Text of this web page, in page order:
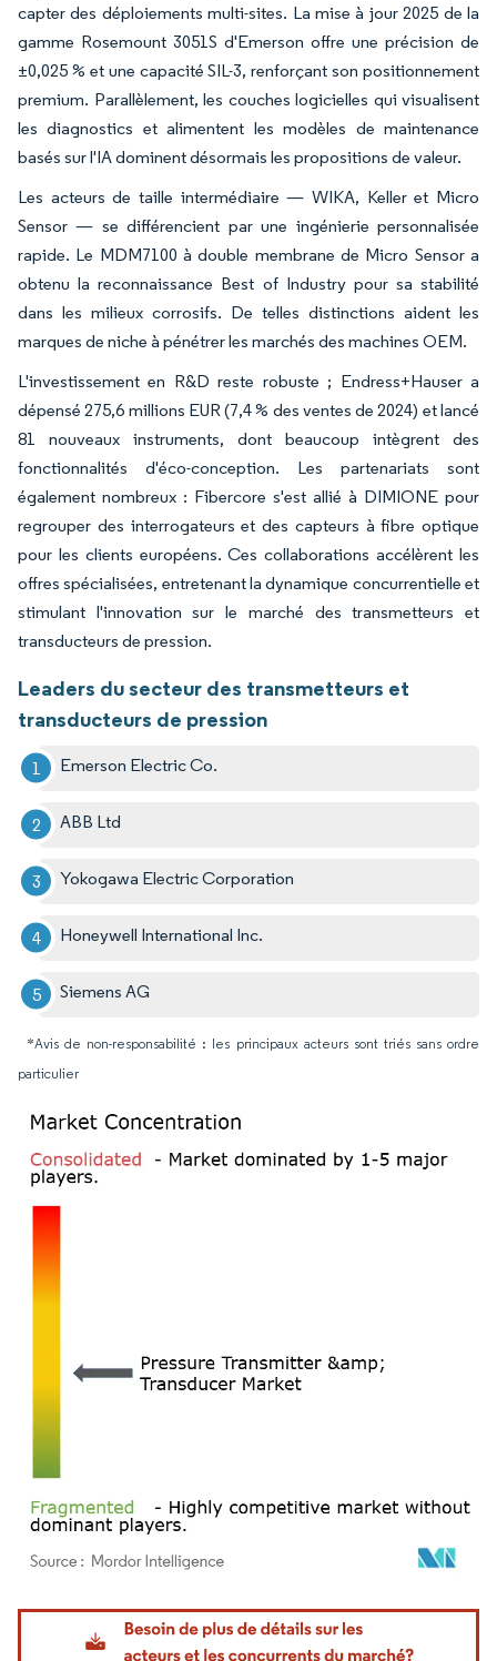
capter des déploiements multi-sites. La mise à jour 2025 de la
gamme Rosemount 3051S d'Emerson offre une précision de
±0,025 % et une capacité SIL-3, renforçant son positionnement
premium. Parallèlement, les couches logicielles qui visualisent
les diagnostics et alimentent les modèles de maintenance
basés sur l'IA dominent désormais les propositions de valeur.
Les acteurs de taille intermédiaire — WIKA, Keller et Micro
Sensor — se différencient par une ingénierie personnalisée
rapide. Le MDM7100 à double membrane de Micro Sensor a
obtenu la reconnaissance Best of Industry pour sa stabilité
dans les milieux corrosifs. De telles distinctions aident les
marques de niche à pénétrer les marchés des machines OEM.
L'investissement en R&D reste robuste ; Endress+Hauser a
dépensé 275,6 millions EUR (7,4 % des ventes de 2024) et lancé
81 nouveaux instruments, dont beaucoup intègrent des
fonctionnalités d'éco-conception. Les partenariats sont
également nombreux : Fibercore s'est allié à DIMIONE pour
regrouper des interrogateurs et des capteurs à fibre optique
pour les clients européens. Ces collaborations accélèrent les
offres spécialisées, entretenant la dynamique concurrentielle et
stimulant l'innovation sur le marché des transmetteurs et
transducteurs de pression.
Leaders du secteur des transmetteurs et
transducteurs de pression
Emerson Electric Co.
ABB Ltd
Yokogawa Electric Corporation
Honeywell International Inc.
Siemens AG
*Avis de non-responsabilité : les principaux acteurs sont triés sans ordre
particulier
Image © Mordor Intelligence. La réutilisation nécessite une attribution sous CC BY